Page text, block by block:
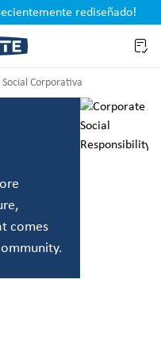
rediseñado!
Corporativa
comes